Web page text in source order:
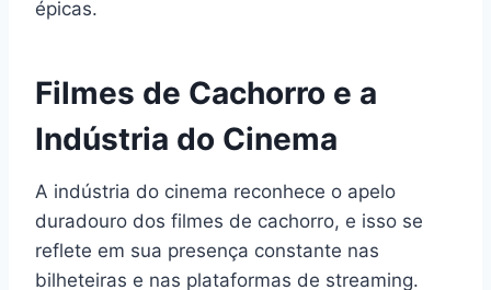
épicas.
Filmes de Cachorro e a
Indústria do Cinema
A indústria do cinema reconhece o apelo
duradouro dos filmes de cachorro, e isso se
reflete em sua presença constante nas
bilheteiras e nas plataformas de streaming.